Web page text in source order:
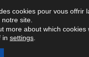
cookies pour vous offrir
site.
more about which cookies
in settings